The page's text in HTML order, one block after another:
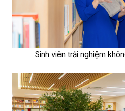
Sinh viên trải nghiệm